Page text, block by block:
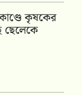
কৃষকের
ছেলেকে